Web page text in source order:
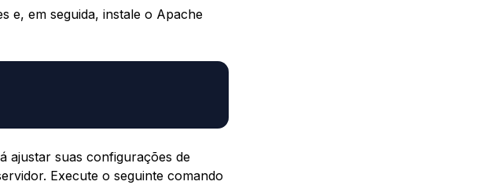
e, em seguida, instale o Apache
ajustar suas configurações de
Execute o seguinte comando